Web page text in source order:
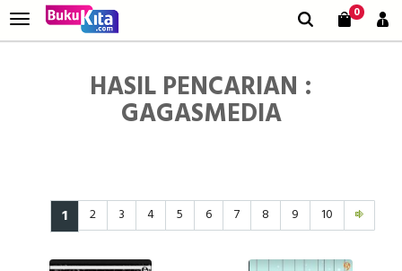
0
HASIL PENCARIAN :
GAGASMEDIA
1 2 3 4 5 6 7 8 9 10